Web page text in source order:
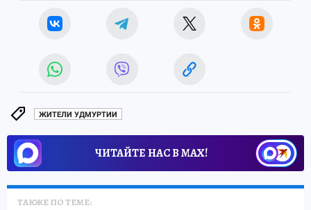
ЖИТЕЛИ УДМУРТИИ
ЧИТАЙТЕ НАС В МАХ!
ТАКЖЕ ПО ТЕМЕ: